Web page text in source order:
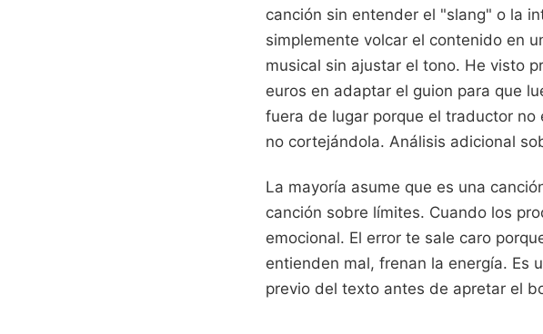
canción sin entender el "slang" o la
simplemente volcar el contenido en
musical sin ajustar el tono. He visto
euros en adaptar el guion para que
fuera de lugar porque el traductor
no cortejándola. Análisis adicional
La mayoría asume que es una
canción sobre límites. Cuando los
emocional. El error te sale caro
entienden mal, frenan la energía. Es
previo del texto antes de apretar el